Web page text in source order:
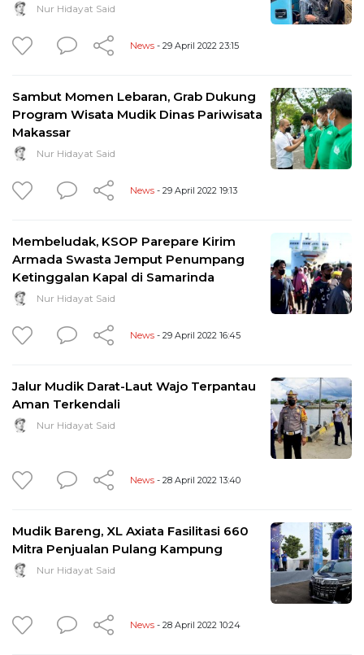
Nur Hidayat Said
News - 29 April 2022 23:15
Sambut Momen Lebaran, Grab Dukung
Program Wisata Mudik Dinas Pariwisata
Makassar
Nur Hidayat Said
News - 29 April 2022 19:13
Membeludak, KSOP Parepare Kirim
Armada Swasta Jemput Penumpang
Ketinggalan Kapal di Samarinda
Nur Hidayat Said
News - 29 April 2022 16:45
Jalur Mudik Darat-Laut Wajo Terpantau
Aman Terkendali
Nur Hidayat Said
News - 28 April 2022 13:40
Mudik Bareng, XL Axiata Fasilitasi 660
Mitra Penjualan Pulang Kampung
Nur Hidayat Said
News - 28 April 2022 10:24